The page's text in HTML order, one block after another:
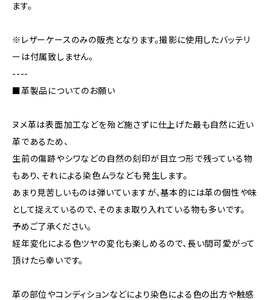
ます。
※レザーケースのみの販売となります。撮影に使用したバッテリ
ーは付属致しません。
----
■革製品についてのお願い
ヌメ革は表面加工などを殆ど施さずに仕上げた最も自然に近い
革であるため、
生前の傷跡やシワなどの自然の刻印が目立つ形で残っている物
もあり、それによる染色ムラなども発生します。
あまり見苦しいものは弾いていますが、基本的には革の個性や味
として捉えているので、そのまま取り入れている物も多いです。
予めご了承ください。
経年変化による色ツヤの変化も楽しめるので、長い間可愛がって
頂けたら幸いです。
革の部位やコンディションなどにより染色による色の出方や触感